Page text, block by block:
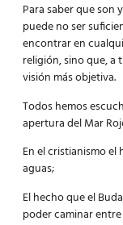
Para saber que son
puede no ser
encontrar en
religión, sino que, a
visión más objetiva.
Todos hemos
apertura del Mar
En el cristianismo el
aguas;
El hecho que el
poder caminar